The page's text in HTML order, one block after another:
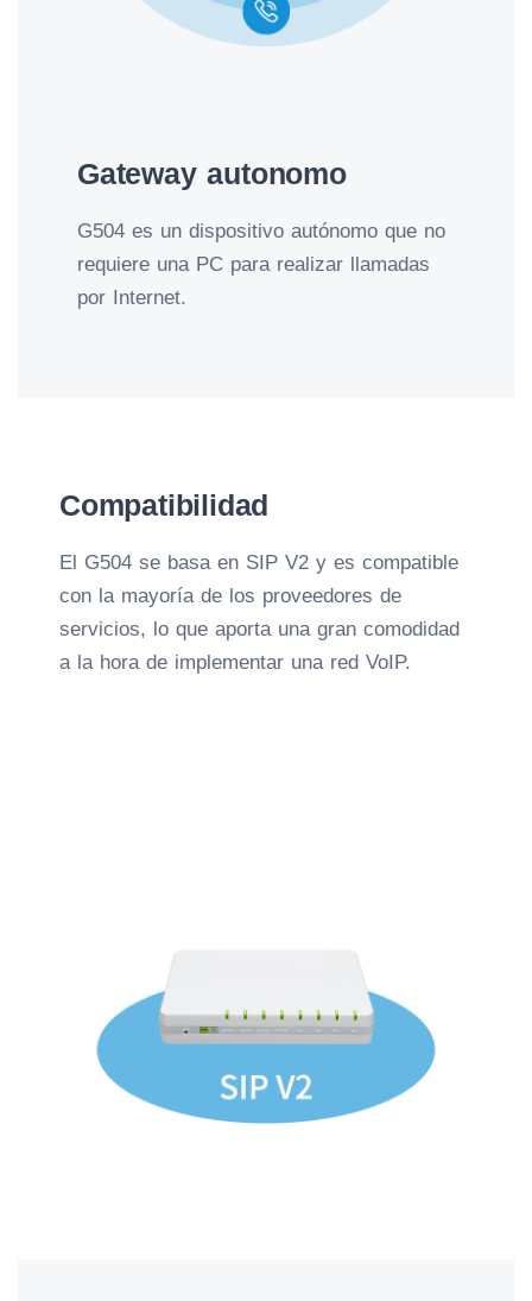
Gateway autonomo
G504 es un dispositivo autónomo que no
requiere una PC para realizar llamadas
por Internet.
Compatibilidad
El G504 se basa en SIP V2 y es compatible
con la mayoría de los proveedores de
servicios, lo que aporta una gran comodidad
a la hora de implementar una red VoIP.